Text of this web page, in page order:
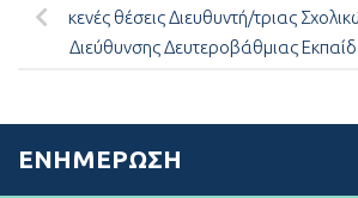
κενές θέσεις Διευθυντή/τριας
Διεύθυνσης Δευτεροβάθμιας
ΕΝΗΜΈΡΩΣΗ